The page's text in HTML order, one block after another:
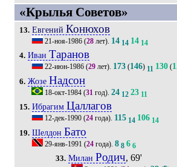
«Крылья Советов»
13. Евгений Конюхов
21-ноя-1986(28лет). 14 14 14 14
4. Иван Таранов
22-июн-1986(29лет). 173(146) 11 130(
6. Жозе Надсон
18-окт-1984(31 год). 24 12 23 11
15. Ибрагим Цаллагов
12-дек-1990(24года). 115 14 106 14
19. Шелдон Бато
29-янв-1991 (24года). 8 8 6 6
33. Милан Родич, 69'